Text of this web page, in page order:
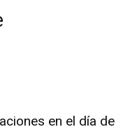
en el día de